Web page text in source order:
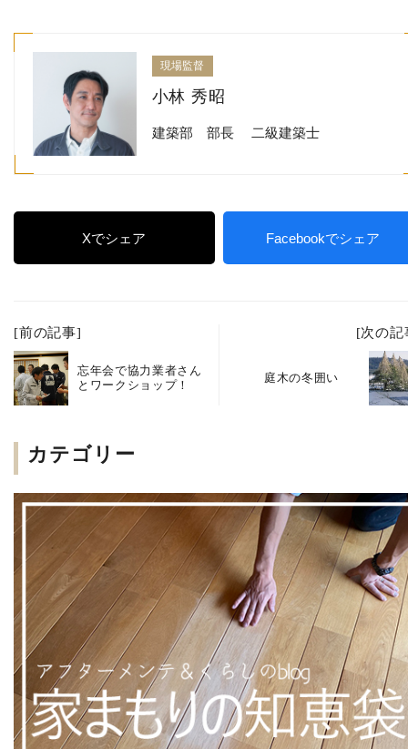
現場監督
小林 秀昭
建築部 部長 二級建築士
Xでシェア Facebookでシェア
[前の記事]
忘年会で協力業者さん
とワークショップ！
[次の記
庭木の冬囲い
カテゴリー